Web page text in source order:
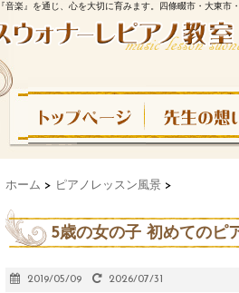
『音楽』を通じ、心を大切に育みます。四條畷市・大東市
ホーム > ピアノレッスン風景 >
5歳の女の子 初めてのピ
2019/05/09 2026/07/31